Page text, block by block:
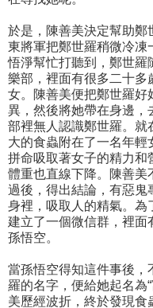
於是，陳善美決定幫助鄭
東將軍把鄭世羅稍微冷凍
悟淨幫忙打聽到，鄭世羅
樂部，裡面有很多二十多
女。陳善美便把鄭世羅好
異，然後將她帶在身邊，
部裡無人認識鄭世羅。就
大的食蟲附在了一名年輕
拼命吸取著女子的精力和
體重也直線下降。陳善美
過後，得出結論，有惡鬼
身裡，吸取人的精氣。為
建立了一個微信群，裡面
孫悟空。
當孫悟空得知這件事後，
羅的名字，便給她起名為
美歷經波折，終於發現食